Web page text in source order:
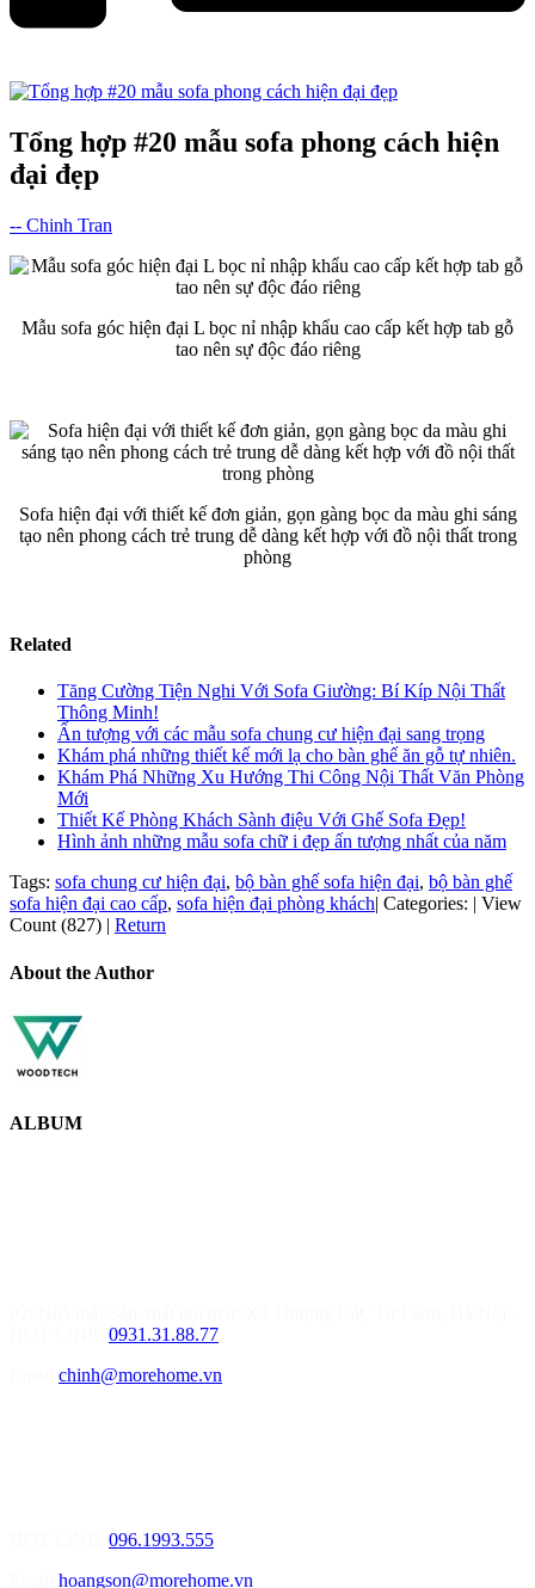
Tổng hợp #20 mẫu sofa phong cách hiện
đại đẹp
-- Chinh Tran
Mẫu sofa góc hiện đại L bọc nỉ nhập khẩu cao cấp kết hợp tab gỗ
tao nên sự độc đáo riêng
Sofa hiện đại với thiết kế đơn giản, gọn gàng bọc da màu ghi sáng
tạo nên phong cách trẻ trung dễ dàng kết hợp với đồ nội thất trong
phòng
Related
Tăng Cường Tiện Nghi Với Sofa Giường: Bí Kíp Nội Thất
Thông Minh!
Ấn tượng với các mẫu sofa chung cư hiện đại sang trọng
Khám phá những thiết kế mới lạ cho bàn ghế ăn gỗ tự nhiên.
Khám Phá Những Xu Hướng Thi Công Nội Thất Văn Phòng
Mới
Thiết Kế Phòng Khách Sành điệu Với Ghế Sofa Đẹp!
Hình ảnh những mẫu sofa chữ i đẹp ấn tượng nhất của năm
Tags: sofa chung cư hiện đại, bộ bàn ghế sofa hiện đại, bộ bàn ghế
sofa hiện đại cao cấp, sofa hiện đại phòng khách| Categories: | View
Count (827) | Return
About the Author
ALBUM
0931.31.88.77
chinh@morehome.vn
096.1993.555
hoangson@morehome.vn